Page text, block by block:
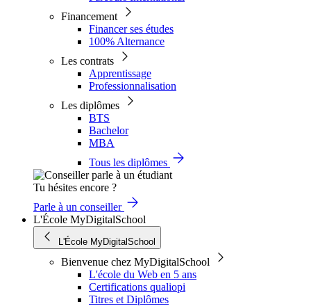
Financement
Financer ses études
100% Alternance
Les contrats
Apprentissage
Professionnalisation
Les diplômes
BTS
Bachelor
MBA
Tous les diplômes
Tu hésites encore ?
Parle à un conseiller
L'École MyDigitalSchool
L'École MyDigitalSchool
Bienvenue chez MyDigitalSchool
L'école du Web en 5 ans
Certifications qualiopi
Titres et Diplômes